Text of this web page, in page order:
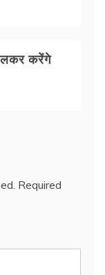
करेंगे
Required